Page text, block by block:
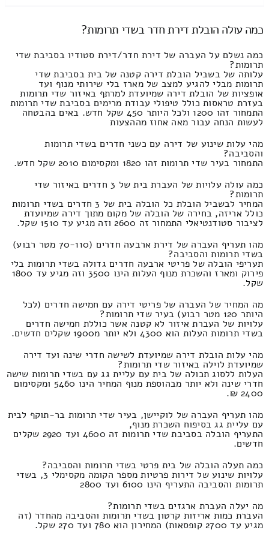
כמה עולה הובלת דירת חדר בשדי תרומות?
כמה נשלם על העברה של דירת חדר/דירת סטודיו בסביבת שדי
תרומות?
עלותה של בשביל הובלת דירה קטנה של בית בסביבת שדי
תרומות מבלי להגיע למצב של מארז בלי שירותי מנוף ועד
אופציות של הובלת דירה שמיועדת למרתף באיזור שדי תרומות
בעזרת טראסות כולל טיפולי עבודת מרימים בסביבת שדי תרומות
התמחור זהו 1200 ולכל היותר 450 שקל חדש. באים בהבטחה
לעשות הנחה עבור מאה אחוז מההצעות
מהי עלות שינוע של דירה עם כשני חדרים בשדי תרומות
והסביבה?
התמחור בעיר שדי תרומות זהו 1820 ומקסימום 2010 שקל חדש.
כמה עולה עלויות של העברת בית של 3 חדרים באיזור שדי
תרומות?
המחיר לבשביל הובלת כל הובלה בית של 3 חדרים בשדי תרומות
כולל אריזה, בחירה של הובלה של מקום מתוך דירה שמיועדת
לציבור סטודנטיאלי התמחור זה 2600 וזה מגיע עד 1510 שקל.
מהו תעריף העברה של דירת ארבעה חדרים (70-110 מטר רבוע)
בשדי תרומות והסביבה?
תעריפי הובלה של פריטי ארבעה חדרים גדולה בשדי תרומות בלי
פירוק ומארז והשכרת מנוף העלות הינו 3500 וזה מגיע עד 1800
שקל.
מה המחיר של העברה של פריטי דירה עם חמישה חדרים (לכל
היותר 120 מטר רבוע) בעיר שדי תרומות?
עלויות של העברת איזור לא קטנה אשר כוללת חמישה חדרים
בשדי תרומות העלות הוא 4300 ולא יותר מ1900 שקלים חדשים.
מהי עלות הובלת דירה שמיועדת לשישה חדרי שינה ועד דירה
שמיועדת לוילה באיזור שדי תרומות?
העלות ללסוג תכולה של בית עם עליית גג עם בשדי תרומות שישה
חדרי שינה ולא יותר מבהוספת מנוף המחיר הינו 5460 ומקסימום
2400 ₪.
מהו תעריף העברה של לוקיישן, בעיר שדי תרומות בר-תוקף לבית
עם עליית גג בסיפוח השכרת מנוף,
התעריף הובלה בסביבת שדי תרומות זה 4600 ועד 2920 שקלים
חדשים.
כמה תעלה הובלה של בית פרטי בשדי תרומות והסביבה?
עלויות שינוע של דירות פרטיות מספר הקומה מקסימלי 3, בשדי
תרומות והסביבה התעריף הינו 6100 ועד 2800
מה יעלה העברת ארגזים בשדי תרומות?
העברת כמות אריזות קרטון בשדי תרומות והסביבה מהחדר (זה
מגיע עד 2700 קופסאות) המחירון הוא 780 ועד 270 שקל.